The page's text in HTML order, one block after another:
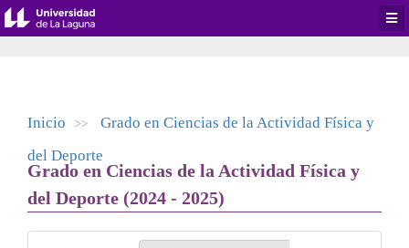
Inicio >>
Grado en Ciencias de la Actividad Física y
del Deporte
Grado en Ciencias de la Actividad Física y
del Deporte (2024 - 2025)